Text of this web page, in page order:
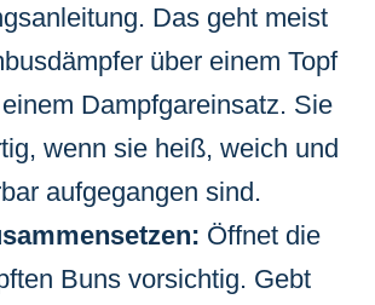
Das geht meist
über einem Topf
Dampfgareinsatz. Sie
wenn sie heiß, weich und
aufgegangen sind.
Öffnet die
Buns vorsichtig. Gebt